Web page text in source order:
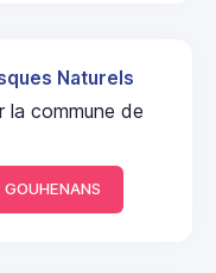
Naturels
la commune de